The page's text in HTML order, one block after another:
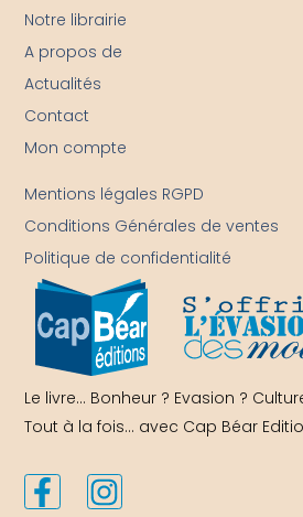
Le livre… Bonheur ? Evasion ?
Tout à la fois… avec Cap Béar
Notre librairie
A propos de
Actualités
Contact
Mon compte
Mentions légales RGPD
Conditions Générales de ventes
Politique de confidentialité